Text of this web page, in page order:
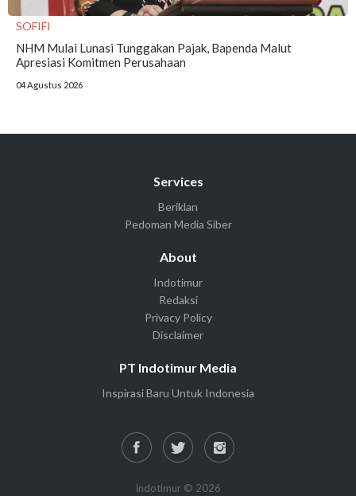
SOFIFI
NHM Mulai Lunasi Tunggakan Pajak, Bapenda Malut
Apresiasi Komitmen Perusahaan
04 Agustus 2026
Services
Beriklan
Pedoman Media Siber
About
Indotimur
Redaksi
Privacy Policy
Disclaimer
PT Indotimur Media
Inspirasi Baru Untuk Indonesia
Indotimur © 2026